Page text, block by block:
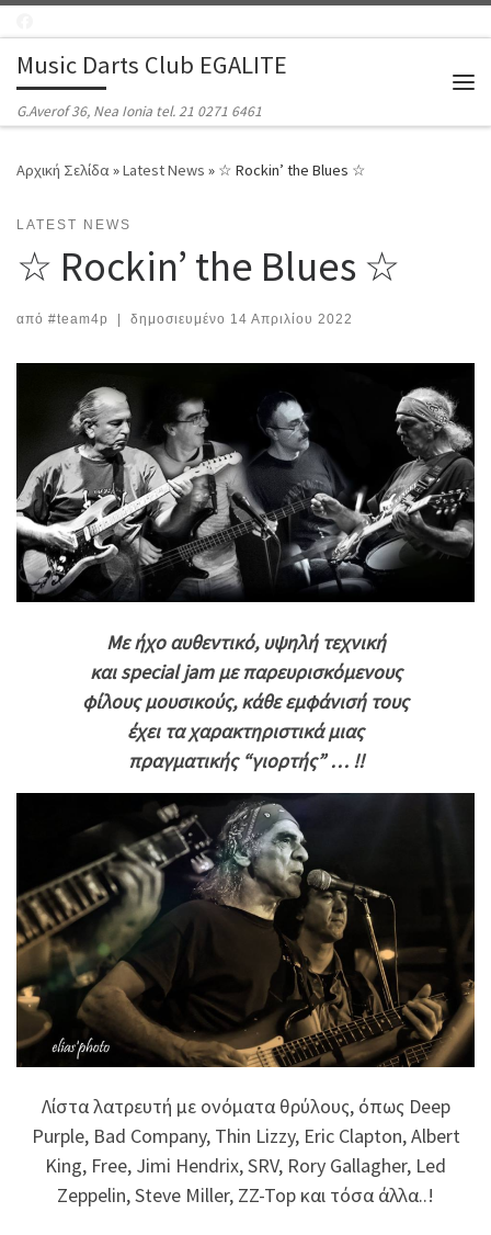
Music Darts Club EGALITE
G.Averof 36, Nea Ionia tel. 21 0271 6461
Αρχική Σελίδα»Latest News » ☆ Rockin’ the Blues ☆
LATEST NEWS
☆ Rockin’ the Blues ☆
από #team4p δημοσιευμένο 14 Απριλίου 2022
Με ήχο αυθεντικό, υψηλή τεχνική
και special jam με παρευρισκόμενους
φίλους μουσικούς, κάθε εμφάνισή τους
έχει τα χαρακτηριστικά μιας
πραγματικής “γιορτής” … !!
Λίστα λατρευτή με ονόματα θρύλους, όπως Deep
Purple, Bad Company, Thin Lizzy, Eric Clapton, Albert
King, Free, Jimi Hendrix, SRV, Rory Gallagher, Led
Zeppelin, Steve Miller, ZZ-Top και τόσα άλλα..!